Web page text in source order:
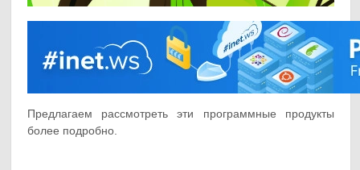
Предлагаем рассмотреть эти программные продукты
более подробно.